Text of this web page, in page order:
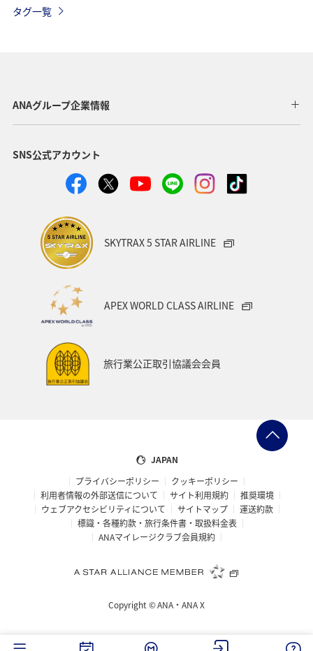
自然・植物 世界遺産 歴史・文化・芸術 マダイ
石垣 沖縄県
東北地方 紅葉 ホテル 山形県
日常
大分県 兵庫県
タグ一覧
ANAグループ企業情報
SNS公式アカウント
SKYTRAX 5 STAR AIRLINE
APEX WORLD CLASS AIRLINE
旅行業公正取引協議会会員
JAPAN
プライバシーポリシー
クッキーポリシー
利用者情報の外部送信について
サイト利用規約
推奨環境
ウェブアクセシビリティについて
サイトマップ
運送約款
標識・各種約款・旅行条件書・取扱料金表
ANAマイレージクラブ会員規約
Copyright ©ANA・ANA X